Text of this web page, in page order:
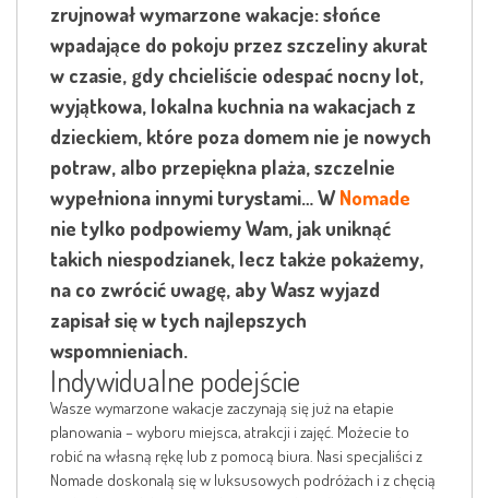
zrujnował wymarzone wakacje: słońce
wpadające do pokoju przez szczeliny akurat
w czasie, gdy chcieliście odespać nocny lot,
wyjątkowa, lokalna kuchnia na wakacjach z
dzieckiem, które poza domem nie je nowych
potraw, albo przepiękna plaża, szczelnie
wypełniona innymi turystami… WNomade
nie tylko podpowiemy Wam, jak uniknąć
takich niespodzianek, lecz także pokażemy,
na co zwrócić uwagę, aby Wasz wyjazd
zapisał się w tych najlepszych
wspomnieniach.
Indywidualne podejście
Wasze wymarzone wakacje zaczynają się już na etapie
planowania – wyboru miejsca, atrakcji i zajęć. Możecie to
robić na własną rękę lub z pomocą biura. Nasi specjaliści z
Nomade doskonalą się w luksusowych podróżach i z chęcią